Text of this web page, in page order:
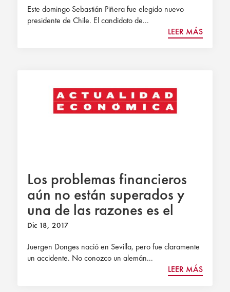
Este domingo Sebastián Piñera fue elegido nuevo
presidente de Chile. El candidato de...
LEER MÁS
Los problemas financieros
aún no están superados y
una de las razones es el
Banco Central
Dic 18, 2017
Juergen Donges nació en Sevilla, pero fue claramente
un accidente. No conozco un alemán...
LEER MÁS